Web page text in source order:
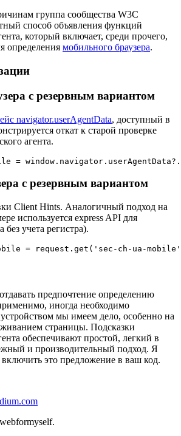
группа сообщества W3C
способ объявления функций
который включает, среди прочего,
определения мобильного браузера.
с резервным вариантом
navigator.userAgentData, доступный в
откат к старой проверке
агента.
=
с резервным вариантом
Client Hints. Аналогичный подход на
используется express API для
без учета регистра).
= request.get('sec-ch-ua-
предпочтение определению
иногда необходимо
мы имеем дело, особенно на
страницы. Подсказки
обеспечивают простой, легкий в
и производительный подход. Я
это предложение в ваш код.